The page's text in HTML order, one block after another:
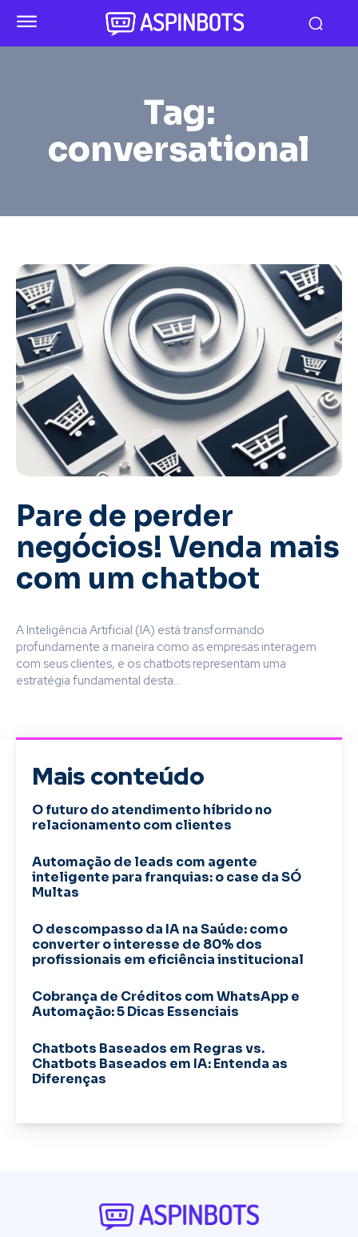
Tag:
conversational
Pare de perder
negócios! Venda mais
com um chatbot
A Inteligência Artificial (IA) está transformando
profundamente a maneira como as empresas interagem
com seus clientes, e os chatbots representam uma
estratégia fundamental desta...
Mais conteúdo
O futuro do atendimento híbrido no
relacionamento com clientes
Automação de leads com agente
inteligente para franquias: o case da SÓ
Multas
O descompasso da IA na Saúde: como
converter o interesse de 80% dos
profissionais em eficiência institucional
Cobrança de Créditos com WhatsApp e
Automação: 5 Dicas Essenciais
Chatbots Baseados em Regras vs.
Chatbots Baseados em IA: Entenda as
Diferenças